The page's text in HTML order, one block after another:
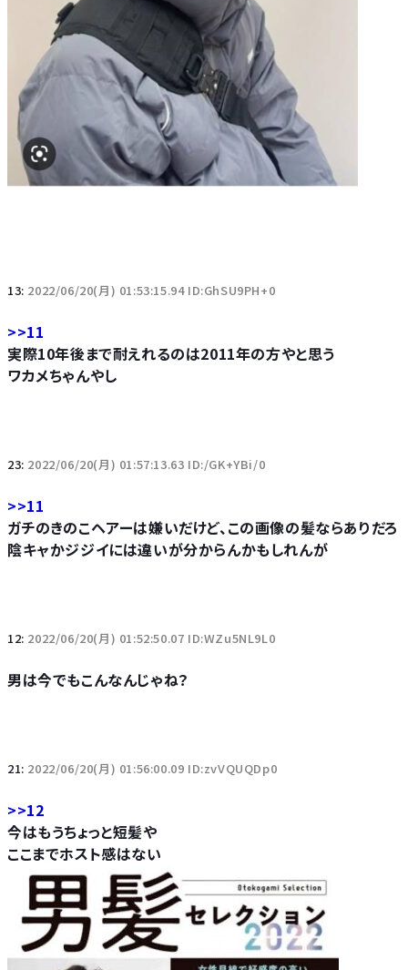
13: 2022/06/20(月) 01:53:15.94 ID:GhSU9PH+0
>>11
実際10年後まで耐えれるのは2011年の方やと思う
ワカメちゃんやし
23: 2022/06/20(月) 01:57:13.63 ID:/GK+YBi/0
>>11
ガチのきのこヘアーは嫌いだけど、この画像の髪ならありだろ
陰キャかジジイには違いが分からんかもしれんが
12: 2022/06/20(月) 01:52:50.07 ID:WZu5NL9L0
男は今でもこんなんじゃね？
21: 2022/06/20(月) 01:56:00.09 ID:zvVQUQDp0
>>12
今はもうちょっと短髪や
ここまでホスト感はない